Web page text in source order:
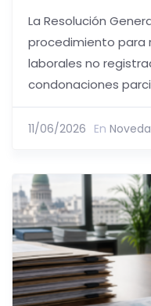
La Resolución
procedimiento para
laborales no
condonaciones
11/06/2026 En